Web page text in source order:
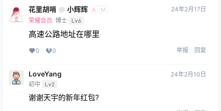
花里胡哨 @ 小辉辉 A
M
荣耀会员 博士 Lv6
24年2月17日
高速公路地址在哪里
0 0 举报 回复
LoveYang
初中 Lv2
24年2月10日
谢谢天宇的新年红包?